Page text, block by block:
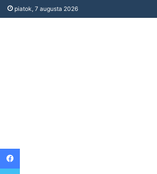
piatok, 7 augusta 2026
Facebook
Twitter